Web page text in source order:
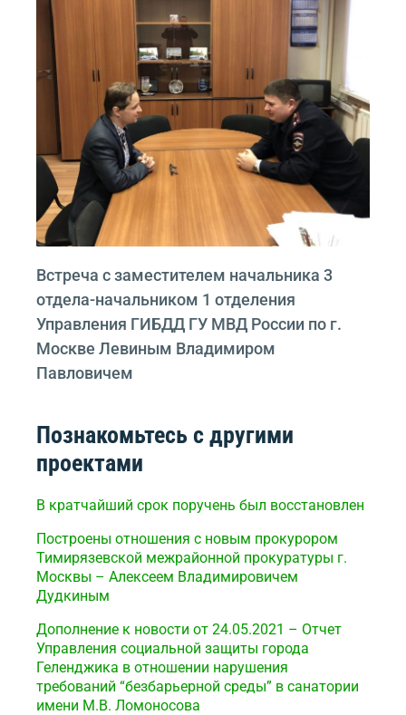
Встреча с заместителем начальника 3
отдела-начальником 1 отделения
Управления ГИБДД ГУ МВД России по г.
Москве Левиным Владимиром
Павловичем
Познакомьтесь с другими
проектами
В кратчайший срок поручень был восстановлен
Построены отношения с новым прокурором
Тимирязевской межрайонной прокуратуры г.
Москвы – Алексеем Владимировичем
Дудкиным
Дополнение к новости от 24.05.2021 – Отчет
Управления социальной защиты города
Геленджика в отношении нарушения
требований “безбарьерной среды” в санатории
имени М.В. Ломоносова